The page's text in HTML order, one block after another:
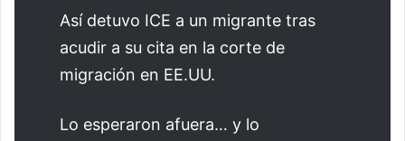
Así detuvo ICE a un migrante tras
acudir a su cita en la corte de
migración en EE.UU.
Lo esperaron afuera… y lo